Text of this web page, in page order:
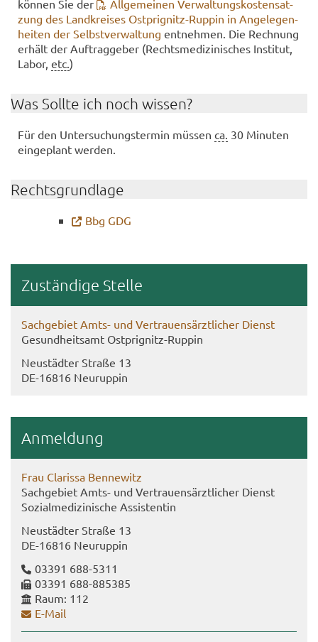
kön­nen Sie der
All­ge­mei­nen Ver­wal­tungs­kos­ten­sat­
zung des Land­krei­ses Ostprignitz-​Ruppin in An­ge­le­gen­
hei­ten der Selbst­ver­wal­tung ent­neh­men. Die Rech­nung
er­hält der Auf­trag­ge­ber (Rechts­me­di­zi­ni­sches In­sti­tut,
Labor, etc.)
Was Soll­te ich noch wis­sen?
Für den Un­ter­su­chungs­ter­min müs­sen ca. 30 Mi­nu­ten
ein­ge­plant wer­den.
Rechts­grund­la­ge
Bbg GDG
Zu­stän­di­ge Stel­le
Sach­ge­biet Amts- und Ver­trau­ens­ärzt­li­cher Dienst
Ge­sund­heits­amt Ostprignitz-​Ruppin
Neu­städ­ter Stra­ße 13
DE-​16816 Neu­rup­pin
An­mel­dung
Frau Cla­ris­sa Ben­ne­witz
Sach­ge­biet Amts- und Ver­trau­ens­ärzt­li­cher Dienst
So­zi­al­me­di­zi­ni­sche As­sis­ten­tin
Neu­städ­ter Stra­ße 13
DE-​16816 Neu­rup­pin
03391 688-​5311
03391 688-​885385
Raum: 112
E-​Mail